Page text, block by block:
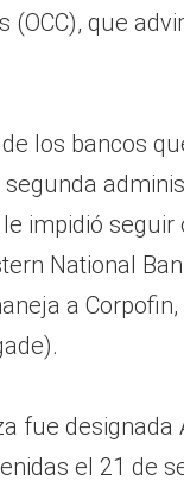
(OCC), que
los bancos
impidió seguir
National
a
fue
el 21 de